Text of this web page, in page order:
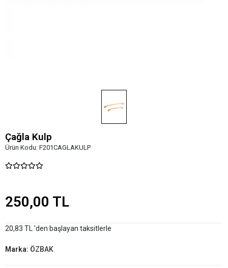
Çağla Kulp
Ürün Kodu: F201CAGLAKULP
250,00 TL
20,83 TL 'den başlayan taksitlerle
Marka: ÖZBAK